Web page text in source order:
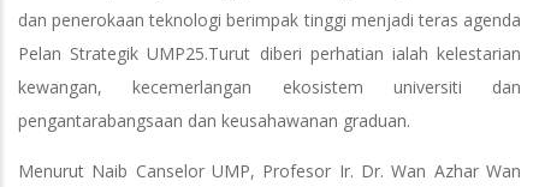
dan penerokaan teknologi berimpak tinggi menjadi teras agenda
Pelan Strategik UMP25.Turut diberi perhatian ialah kelestarian
kewangan, kecemerlangan ekosistem universiti dan
pengantarabangsaan dan keusahawanan graduan.
Menurut Naib Canselor UMP, Profesor Ir. Dr. Wan Azhar Wan